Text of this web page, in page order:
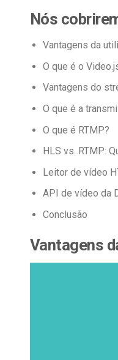
Nós
Vantagens da
O que é o
Vantagens do
O que é a
O que é RTMP?
HLS vs. RTMP:
Leitor de vídeo
API de vídeo da
Conclusão
Vantagens